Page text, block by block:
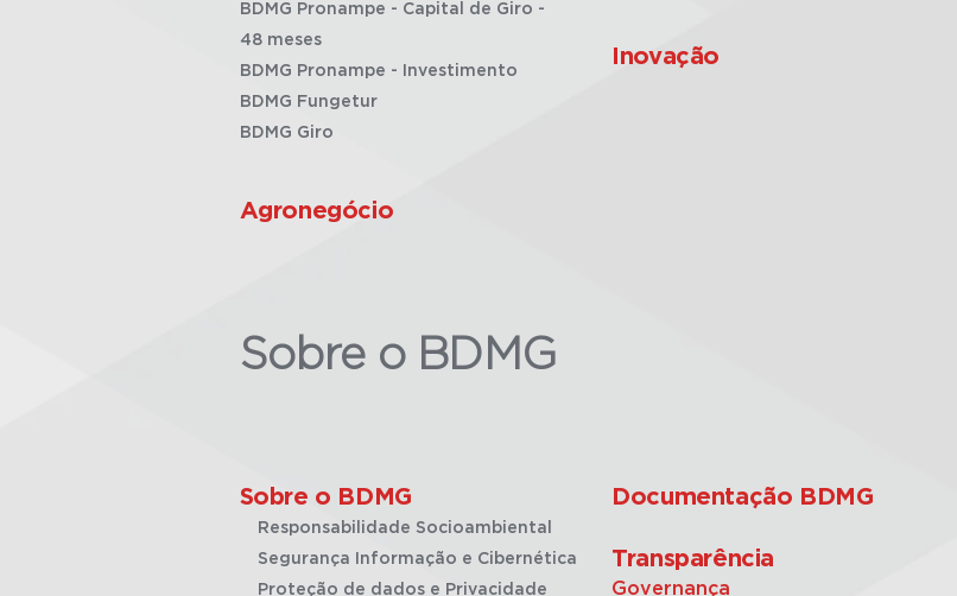
BDMG Pronampe - Capital de Giro -
48 meses
BDMG Pronampe - Investimento
BDMG Fungetur
BDMG Giro
Agronegócio
Inovação
Sobre o BDMG
Sobre o BDMG
Responsabilidade Socioambiental
Segurança Informação e Cibernética
Proteção de dados e Privacidade
Documentação BDMG
Transparência
Governança